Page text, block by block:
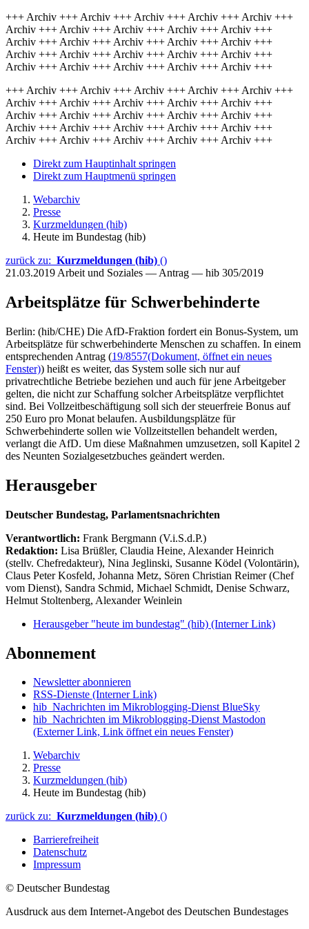
+++ Archiv +++ Archiv +++ Archiv +++ Archiv +++ Archiv +++
Archiv +++ Archiv +++ Archiv +++ Archiv +++ Archiv +++
Archiv +++ Archiv +++ Archiv +++ Archiv +++ Archiv +++
Archiv +++ Archiv +++ Archiv +++ Archiv +++ Archiv +++
Archiv +++ Archiv +++ Archiv +++ Archiv +++ Archiv +++
+++ Archiv +++ Archiv +++ Archiv +++ Archiv +++ Archiv +++
Archiv +++ Archiv +++ Archiv +++ Archiv +++ Archiv +++
Archiv +++ Archiv +++ Archiv +++ Archiv +++ Archiv +++
Archiv +++ Archiv +++ Archiv +++ Archiv +++ Archiv +++
Archiv +++ Archiv +++ Archiv +++ Archiv +++ Archiv +++
Direkt zum Hauptinhalt springen
Direkt zum Hauptmenü springen
Webarchiv
Presse
Kurzmeldungen (hib)
Heute im Bundestag (hib)
zurück zu: Kurzmeldungen (hib) ()
21.03.2019 Arbeit und Soziales — Antrag — hib 305/2019
Arbeitsplätze für Schwerbehinderte
Berlin: (hib/CHE) Die AfD-Fraktion fordert ein Bonus-System, um
Arbeitsplätze für schwerbehinderte Menschen zu schaffen. In einem
entsprechenden Antrag (19/8557(Dokument, öffnet ein neues
Fenster)) heißt es weiter, das System solle sich nur auf
privatrechtliche Betriebe beziehen und auch für jene Arbeitgeber
gelten, die nicht zur Schaffung solcher Arbeitsplätze verpflichtet
sind. Bei Vollzeitbeschäftigung soll sich der steuerfreie Bonus auf
250 Euro pro Monat belaufen. Ausbildungsplätze für
Schwerbehinderte sollen wie Vollzeitstellen behandelt werden,
verlangt die AfD. Um diese Maßnahmen umzusetzen, soll Kapitel 2
des Neunten Sozialgesetzbuches geändert werden.
Herausgeber
Deutscher Bundestag, Parlamentsnachrichten
Verantwortlich: Frank Bergmann (V.i.S.d.P.)
Redaktion: Lisa Brüßler, Claudia Heine, Alexander Heinrich
(stellv. Chefredakteur), Nina Jeglinski, Susanne Ködel (Volontärin),
Claus Peter Kosfeld, Johanna Metz, Sören Christian Reimer (Chef
vom Dienst), Sandra Schmid, Michael Schmidt, Denise Schwarz,
Helmut Stoltenberg, Alexander Weinlein
Herausgeber "heute im bundestag" (hib) (Interner Link)
Abonnement
Newsletter abonnieren
RSS-Dienste (Interner Link)
hib_Nachrichten im Mikroblogging-Dienst BlueSky
hib_Nachrichten im Mikroblogging-Dienst Mastodon
(Externer Link, Link öffnet ein neues Fenster)
Webarchiv
Presse
Kurzmeldungen (hib)
Heute im Bundestag (hib)
zurück zu: Kurzmeldungen (hib) ()
Barrierefreiheit
Datenschutz
Impressum
© Deutscher Bundestag
Ausdruck aus dem Internet-Angebot des Deutschen Bundestages